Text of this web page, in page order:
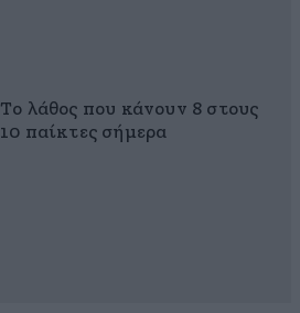
Το λάθος που κάνουν 8 στους
10 παίκτες σήμερα